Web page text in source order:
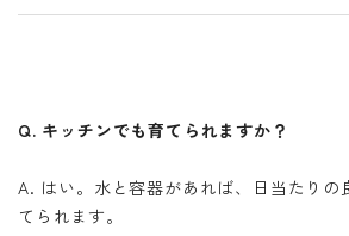
Q. キッチンでも育てられますか？
A. はい。水と容器があれば、日当たりの
てられます。